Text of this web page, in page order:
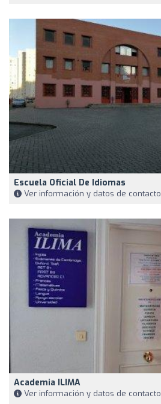
Escuela Oficial De Idiomas
Ver información y datos de contacto
Academia ILIMA
Ver información y datos de contacto